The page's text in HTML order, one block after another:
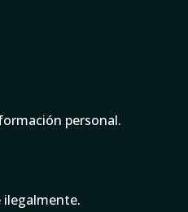
personal.
ilegalmente.